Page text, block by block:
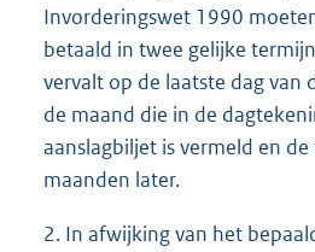
Invorderingswet 1990
betaald in twee gelijke
vervalt op de laatste dag van
de maand die in de
aanslagbiljet is vermeld en
maanden later.
2. In afwijking van het